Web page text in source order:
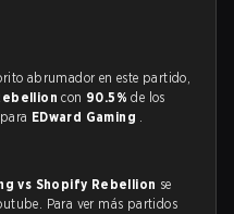
abrumador en este partido,
con 90.5%de los
EDward Gaming .
vs Shopify Rebellion se
Para ver más partidos